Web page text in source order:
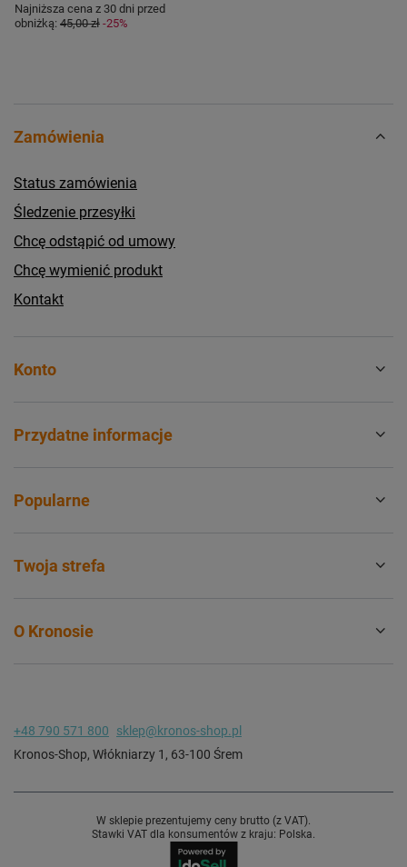
Najniższa cena z 30 dni przed
obniżką: 45,00 zł -25%
Zamówienia
Status zamówienia
Śledzenie przesyłki
Chcę odstąpić od umowy
Chcę wymienić produkt
Kontakt
Konto
Przydatne informacje
Popularne
Twoja strefa
O Kronosie
+48 790 571 800
sklep@kronos-shop.pl
Kronos-Shop, Włókniarzy 1 , 63-100 Śrem
W sklepie prezentujemy ceny brutto (z VAT).
Stawki VAT dla konsumentów z kraju: Polska.